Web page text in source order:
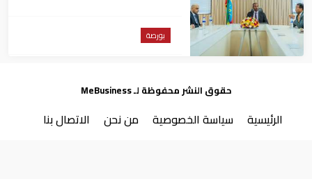
إدراج رسمي لأول برنامج لصكوك
الخزينة الحكومية للأفراد في
بورصة